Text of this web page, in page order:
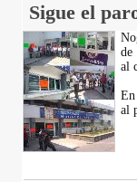
Sigue el
de
al
al